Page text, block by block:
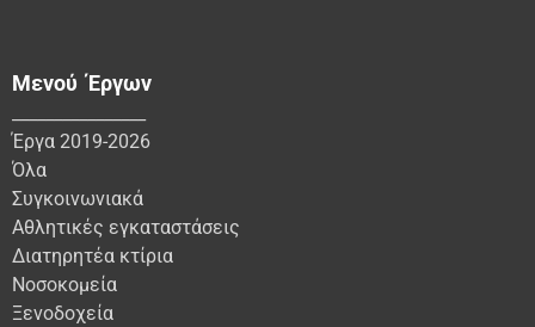
Μενού Έργων
Έργα 2019-2026
Όλα
Συγκοινωνιακά
Αθλητικές εγκαταστάσεις
Διατηρητέα κτίρια
Νοσοκομεία
Ξενοδοχεία